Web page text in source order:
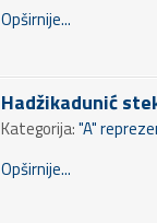
Opširnije...
Hadžikadunić
Kategorija:"A"
Opširnije...